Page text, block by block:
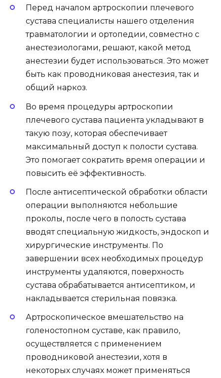
Перед началом артроскопии плечевого
сустава специалисты нашего отделения
травматологии и ортопедии, совместно с
анестезиологами, решают, какой метод
анестезии будет использоваться. Это может
быть как проводниковая анестезия, так и
общий наркоз.
Во время процедуры артроскопии
плечевого сустава пациента укладывают в
такую позу, которая обеспечивает
максимальный доступ к полости сустава.
Это помогает сократить время операции и
повысить её эффективность.
После антисептической обработки области
операции выполняются небольшие
проколы, после чего в полость сустава
вводят специальную жидкость, эндоскоп и
хирургические инструменты. По
завершении всех необходимых процедур
инструменты удаляются, поверхность
сустава обрабатывается антисептиком, и
накладывается стерильная повязка.
Артроскопическое вмешательство на
голеностопном суставе, как правило,
осуществляется с применением
проводниковой анестезии, хотя в
некоторых случаях может применяться